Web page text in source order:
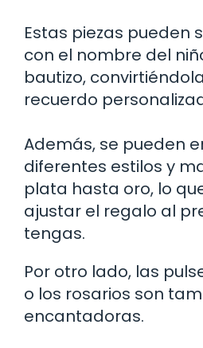
Estas piezas pueden
con el nombre del
bautizo,
recuerdo
Además, se pueden
diferentes estilos y
plata hasta oro, lo
ajustar el regalo al
tengas.
Por otro lado, las
o los rosarios son
encantadoras.